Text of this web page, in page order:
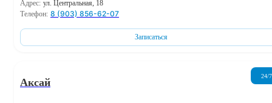
Адрес: ул. Центральная, 18
Телефон: 8 (903) 856-62-07
Записаться
Аксай
24/7